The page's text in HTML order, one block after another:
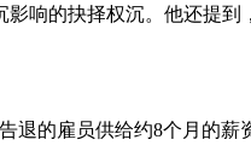
的抉择权沉。他还提到
雇员供给约8个月的薪